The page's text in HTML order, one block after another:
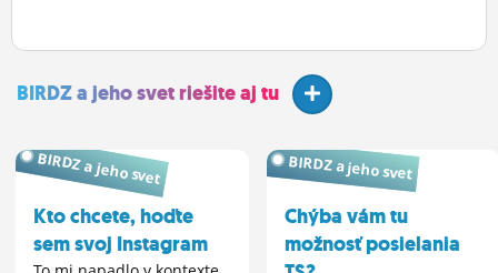
BIRDZ a jeho svet riešite aj tu
BIRDZ a jeho svet
Kto chcete, hoďte
sem svoj Instagram
BIRDZ a jeho svet
Chýba vám tu
možnosť posielania